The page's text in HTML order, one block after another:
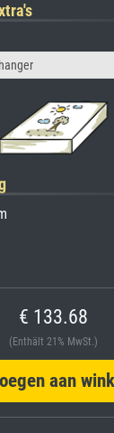
€ 133.68
(Enthält 21% MwSt.)
aan